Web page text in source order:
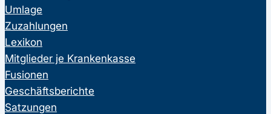
Umlage
Zuzahlungen
Lexikon
Mitglieder je Krankenkasse
Fusionen
Geschäftsberichte
Satzungen